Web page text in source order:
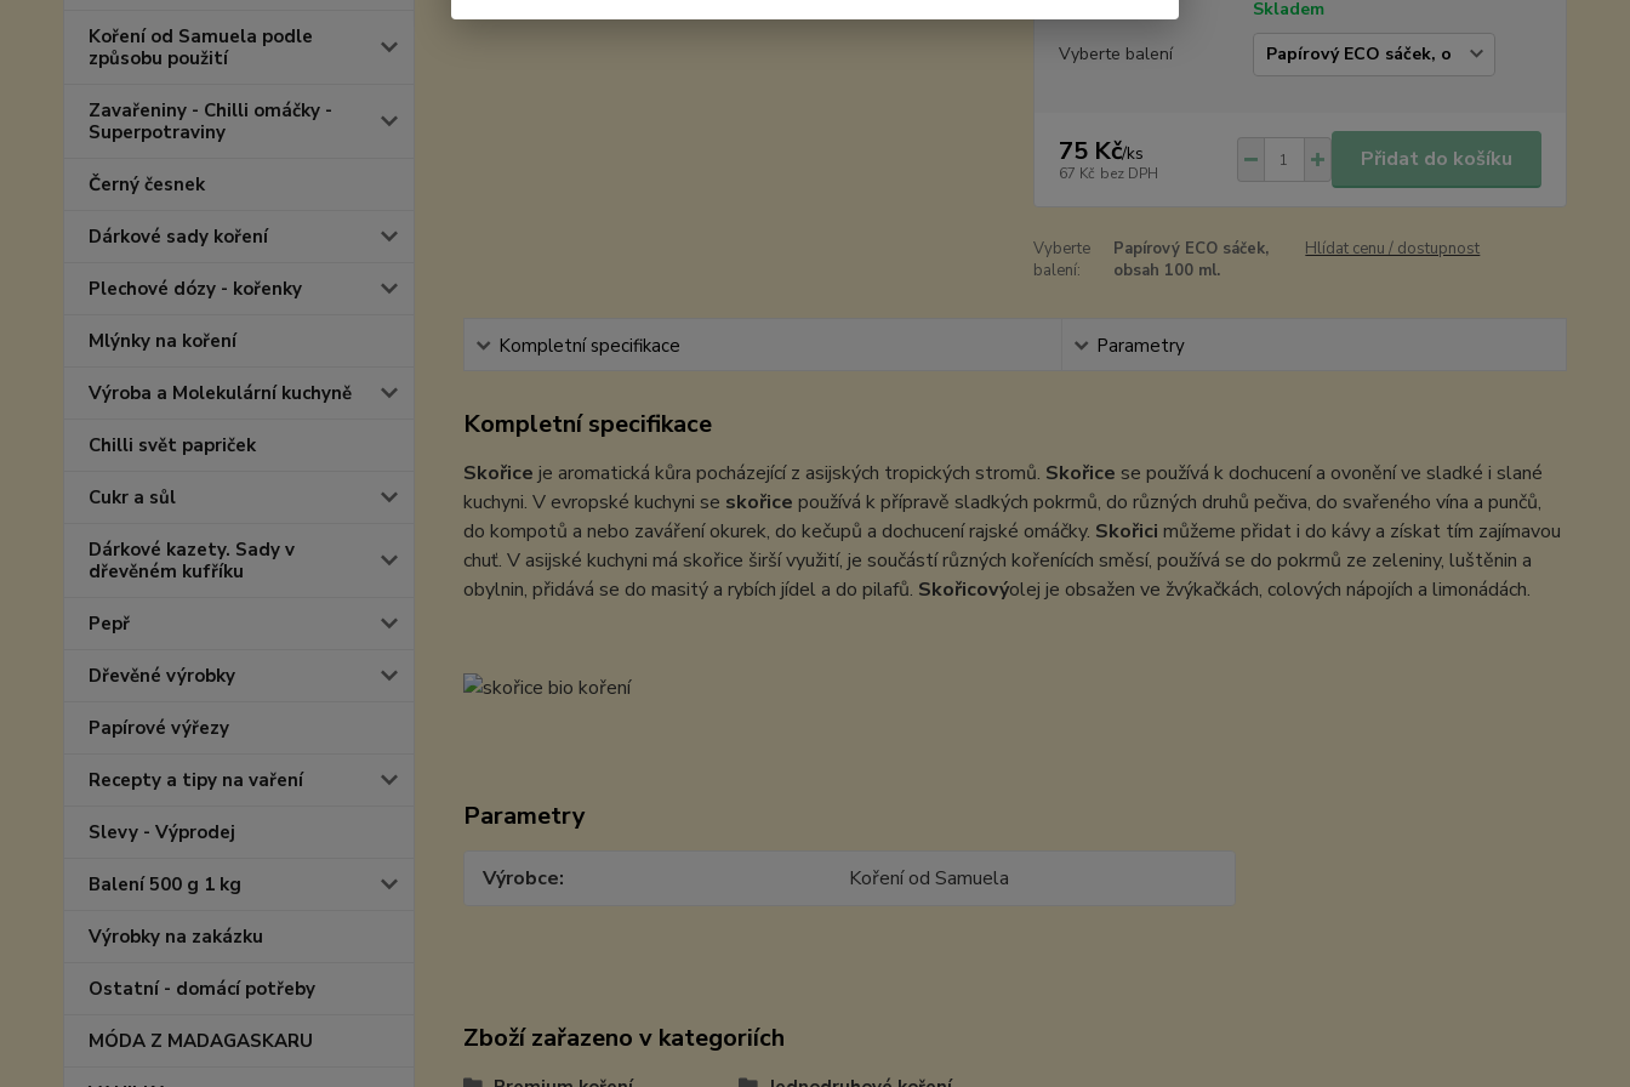
Koření od Samuela podle
způsobu použití
Zavařeniny - Chilli omáčky -
Superpotraviny
Černý česnek
Dárkové sady koření
Plechové dózy - kořenky
Mlýnky na koření
Výroba a Molekulární kuchyně
Chilli svět papriček
Cukr a sůl
Dárkové kazety. Sady v
dřevěném kufříku
Pepř
Dřevěné výrobky
Papírové výřezy
Recepty a tipy na vaření
Slevy - Výprodej
Balení 500 g 1 kg
Výrobky na zakázku
Ostatní - domácí potřeby
MÓDA Z MADAGASKARU
Skladem
Vyberte balení
75 Kč/ks
67 Kč bez DPH
Přidat do košíku
Vyberte
balení:
Papírový ECO sáček,
obsah 100 ml.
Hlídat cenu / dostupnost
Kompletní specifikace Parametry
Kompletní specifikace
Skořice je aromatická kůra pocházející z asijských tropických stromů. Skořice se používá k dochucení a ovonění ve sladké i slané
kuchyni. V evropské kuchyni se skořice používá k přípravě sladkých pokrmů, do různých druhů pečiva, do svařeného vína a punčů,
do kompotů a nebo zaváření okurek, do kečupů a dochucení rajské omáčky. Skořici můžeme přidat i do kávy a získat tím zajímavou
chuť. V asijské kuchyni má skořice širší využití, je součástí různých kořenících směsí, používá se do pokrmů ze zeleniny, luštěnin a
obylnin, přidává se do masitý a rybích jídel a do pilafů. Skořicovýolej je obsažen ve žvýkačkách, colových nápojích a limonádách.
Parametry
Výrobce Koření od Samuela
Zboží zařazeno v kategoriích